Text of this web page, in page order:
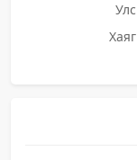
Улс
Хаяг